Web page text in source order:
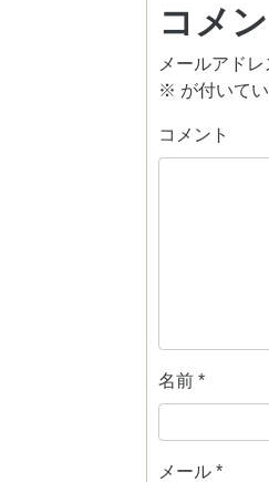
コメ
メールアド
※ が付いて
コメント
名前 *
メール *